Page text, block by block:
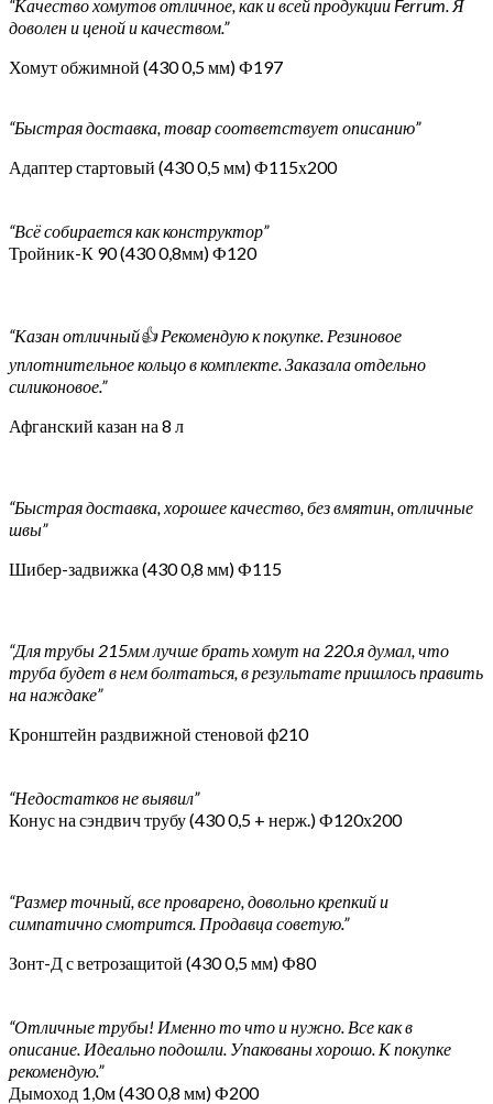
“Качество хомутов отличное, как и всей продукции Ferrum. Я
доволен и ценой и качеством.”
Хомут обжимной (430 0,5 мм) Ф197
“Быстрая доставка, товар соответствует описанию”
Адаптер стартовый (430 0,5 мм) Ф115х200
“Всё собирается как конструктор”
Тройник-К 90 (430 0,8мм) Ф120
“Казан отличный👍 Рекомендую к покупке. Резиновое
уплотнительное кольцо в комплекте. Заказала отдельно
силиконовое.”
Афганский казан на 8 л
“Быстрая доставка, хорошее качество, без вмятин, отличные
швы”
Шибер-задвижка (430 0,8 мм) Ф115
“Для трубы 215мм лучше брать хомут на 220.я думал, что
труба будет в нем болтаться, в результате пришлось править
на наждаке”
Кронштейн раздвижной стеновой ф210
“Недостатков не выявил”
Конус на сэндвич трубу (430 0,5 + нерж.) Ф120х200
“Размер точный, все проварено, довольно крепкий и
симпатично смотрится. Продавца советую.”
Зонт-Д с ветрозащитой (430 0,5 мм) Ф80
“Отличные трубы! Именно то что и нужно. Все как в
описание. Идеально подошли. Упакованы хорошо. К покупке
рекомендую.”
Дымоход 1,0м (430 0,8 мм) Ф200